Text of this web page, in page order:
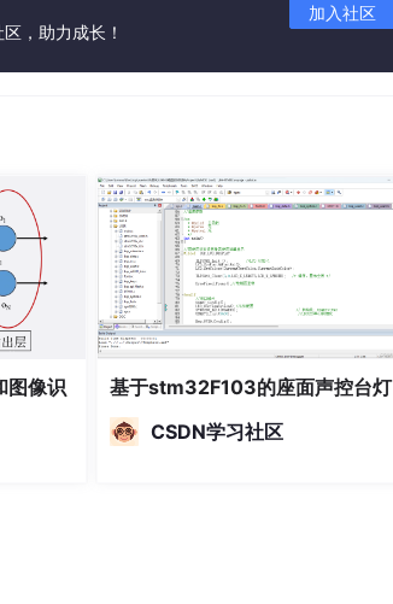
，助力成长！
加入社区
图像识
基于stm32F103的座面声控台灯
CSDN学习社区